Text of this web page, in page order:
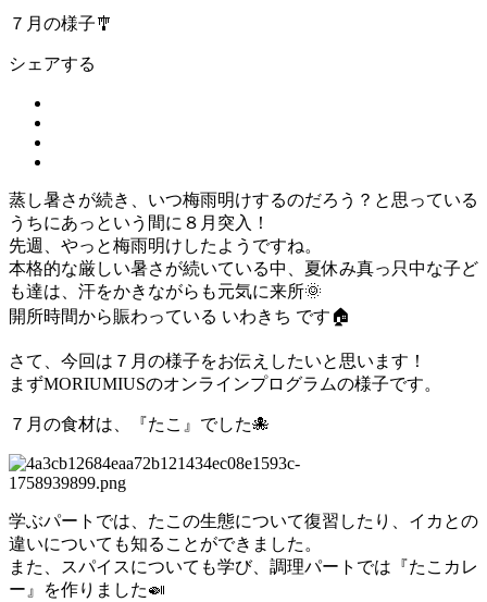
７月の様子🎐
シェアする
蒸し暑さが続き、いつ梅雨明けするのだろう？と思っている
うちにあっという間に８月突入！
先週、やっと梅雨明けしたようですね。
本格的な厳しい暑さが続いている中、夏休み真っ只中な子ど
も達は、汗をかきながらも元気に来所🌞
開所時間から賑わっている いわきち です🏠
さて、今回は７月の様子をお伝えしたいと思います！
まずMORIUMIUSのオンラインプログラムの様子です。
７月の食材は、『たこ』でした🐙
学ぶパートでは、たこの生態について復習したり、イカとの
違いについても知ることができました。
また、スパイスについても学び、調理パートでは『たこカレ
ー』を作りました🍛